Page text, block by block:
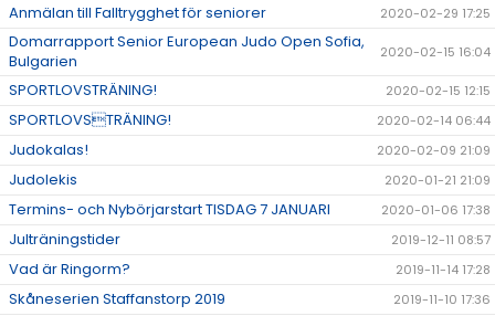
Anmälan till Falltrygghet för seniorer 2020-02-29 17:25
Domarrapport Senior European Judo Open Sofia,
Bulgarien
2020-02-15 16:04
SPORTLOVSTRÄNING! 2020-02-15 12:15
SPORTLOVSTRÄNING! 2020-02-14 06:44
Judokalas! 2020-02-09 21:09
Judolekis 2020-01-21 21:09
Termins- och Nybörjarstart TISDAG 7 JANUARI 2020-01-06 17:38
Julträningstider 2019-12-11 08:57
Vad är Ringorm? 2019-11-14 17:28
Skåneserien Staffanstorp 2019 2019-11-10 17:36